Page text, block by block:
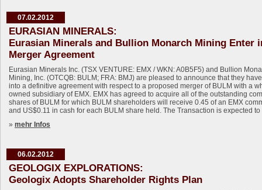
07.02.2012
EURASIAN MINERALS:
Eurasian Minerals and Bullion Monarch Mining Enter
Merger Agreement
Eurasian Minerals Inc. (TSX VENTURE: EMX / WKN: A0B5F5) and Bullion
Mining, Inc. (OTCQB: BULM; FRA: BMJ) are pleased to announce that they
into a definitive agreement with respect to a proposed merger of BULM with a
owned subsidiary of EMX. EMX has agreed to acquire all of the outstanding
shares of BULM for which BULM shareholders will receive 0.45 of an EMX
and US$0.11 in cash for each BULM share held. The Transaction is expected to
» mehr Infos
06.02.2012
GEOLOGIX EXPLORATIONS:
Geologix Adopts Shareholder Rights Plan